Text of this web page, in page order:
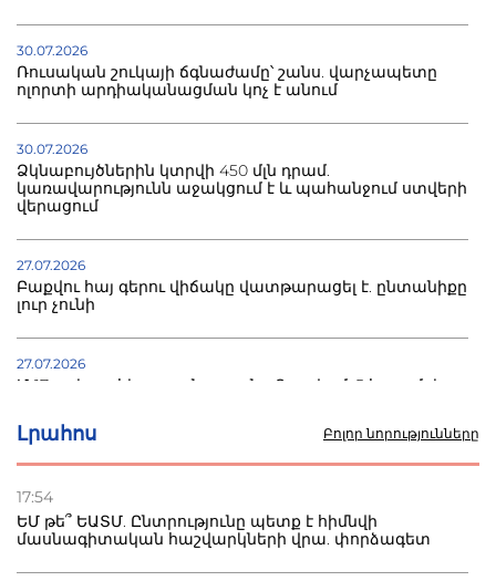
Լրահոս Բոլոր նորությունները
17:54
ԵՄ թե՞ ԵԱՏՄ. Ընտրությունը պետք է հիմնվի
մասնագիտական հաշվարկների վրա. փորձագետ
30.07.2026
Ռուսական շուկայի ճգնաժամը՝ շանս. վարչապետը
ոլորտի արդիականացման կոչ է անում
30.07.2026
Ձկնաբույծներին կտրվի 450 մլն դրամ.
կառավարությունն աջակցում է և պահանջում ստվերի
վերացում
27.07.2026
Բաքվու հայ գերու վիճակը վատթարացել է. ընտանիքը
լուր չունի
27.07.2026
Մ-17 աշխարհի առաջնությունը Բաքվում. 5 հայ ըմբիշ
22.07.2026
տուժածներ կան